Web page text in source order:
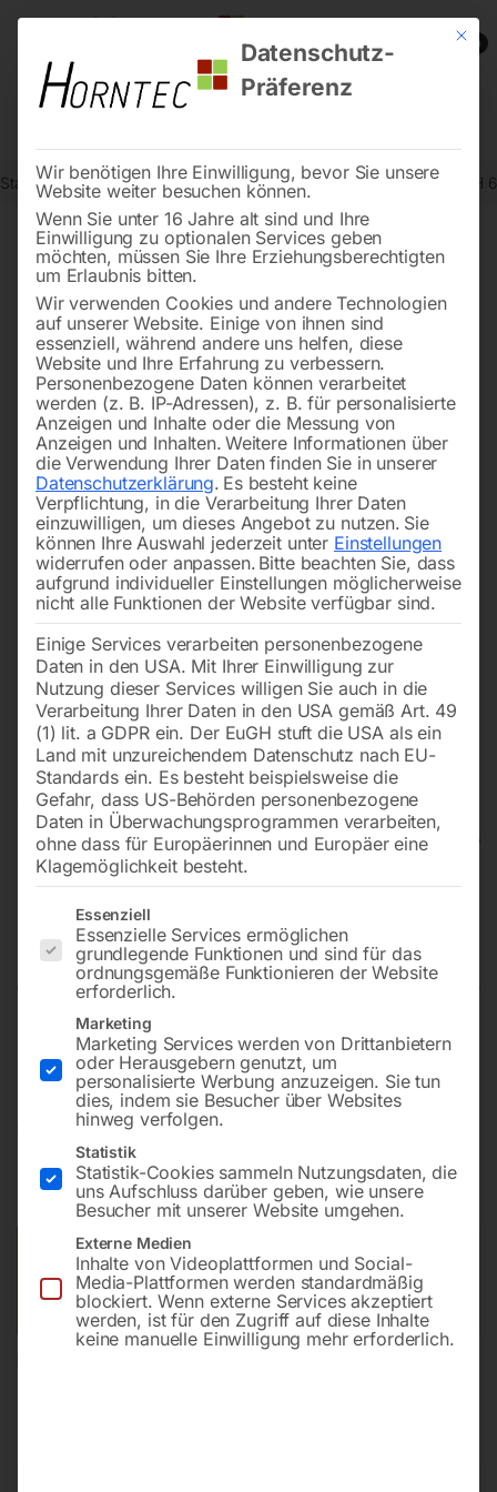
0
Start Werkstatttechnik Wagenheber Rangierwagenheber SRWH
Rangierwagenheber SRWH 6000
Spezial-Rangierwagenheber mit Schnellhub
600,00
inkl. MwSt. zzgl.Versandkosten
Lieferzeit:ca. 5 - 10 Werktage
Versandkosten Standard (Österreich):
40,00
Bitte beachten Sie: Die Versandkosten gelten für Österreich.
Andere Länder können abweichen.
Mit
Datenschutz-
Präferenz
Wir benötigen Ihre Einwilligung, bevor Sie unsere
Website weiter besuchen können.
Wenn Sie unter 16 Jahre alt sind und Ihre
Einwilligung zu optionalen Services geben
möchten, müssen Sie Ihre Erziehungsberechtigten
um Erlaubnis bitten.
Wir verwenden Cookies und andere Technologien
auf unserer Website. Einige von ihnen sind
essenziell, während andere uns helfen, diese
Website und Ihre Erfahrung zu verbessern.
Personenbezogene Daten können verarbeitet
werden (z. B. IP-Adressen), z. B. für personalisierte
Anzeigen und Inhalte oder die Messung von
Anzeigen und Inhalten. Weitere Informationen über
die Verwendung Ihrer Daten finden Sie in unserer
Datenschutzerklärung. Es besteht keine
Verpflichtung, in die Verarbeitung Ihrer Daten
einzuwilligen, um dieses Angebot zu nutzen. Sie
können Ihre Auswahl jederzeit unter Einstellungen
widerrufen oder anpassen. Bitte beachten Sie, dass
aufgrund individueller Einstellungen möglicherweise
nicht alle Funktionen der Website verfügbar sind.
Einige Services verarbeiten personenbezogene
Daten in den USA. Mit Ihrer Einwilligung zur
Nutzung dieser Services willigen Sie auch in die
Verarbeitung Ihrer Daten in den USA gemäß Art. 49
(1) lit. a GDPR ein. Der EuGH stuft die USA als ein
Land mit unzureichendem Datenschutz nach EU-
Standards ein. Es besteht beispielsweise die
Gefahr, dass US-Behörden personenbezogene
Daten in Überwachungsprogrammen verarbeiten,
ohne dass für Europäerinnen und Europäer eine
Klagemöglichkeit besteht.
Es folgt eine Liste der Service-Gruppen, für die eine
Essenziell
Essenzielle Services ermöglichen
grundlegende Funktionen und sind für das
ordnungsgemäße Funktionieren der Website
erforderlich.
Marketing
Marketing Services werden von Drittanbietern
oder Herausgebern genutzt, um
personalisierte Werbung anzuzeigen. Sie tun
dies, indem sie Besucher über Websites
hinweg verfolgen.
Statistik
Statistik-Cookies sammeln Nutzungsdaten, die
uns Aufschluss darüber geben, wie unsere
Besucher mit unserer Website umgehen.
Externe Medien
Inhalte von Videoplattformen und Social-
Media-Plattformen werden standardmäßig
blockiert. Wenn externe Services akzeptiert
werden, ist für den Zugriff auf diese Inhalte
keine manuelle Einwilligung mehr erforderlich.